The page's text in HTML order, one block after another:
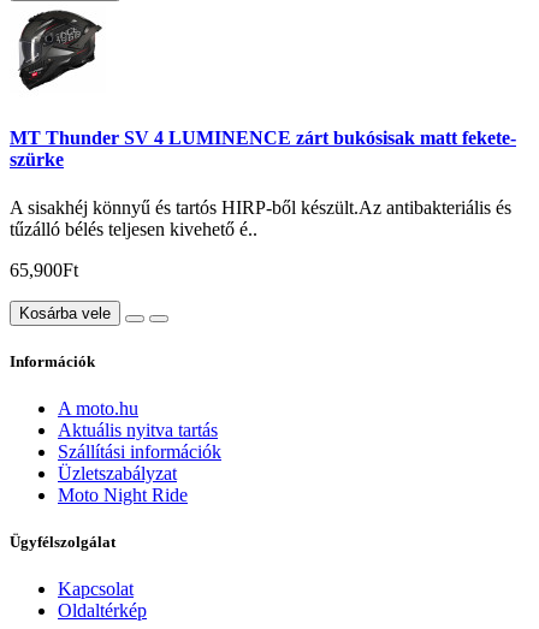
MT Thunder SV 4 LUMINENCE zárt bukósisak matt fekete-
szürke
A sisakhéj könnyű és tartós HIRP-ből készült.Az antibakteriális és
tűzálló bélés teljesen kivehető é..
65,900Ft
Kosárba vele
Információk
A moto.hu
Aktuális nyitva tartás
Szállítási információk
Üzletszabályzat
Moto Night Ride
Ügyfélszolgálat
Kapcsolat
Oldaltérkép